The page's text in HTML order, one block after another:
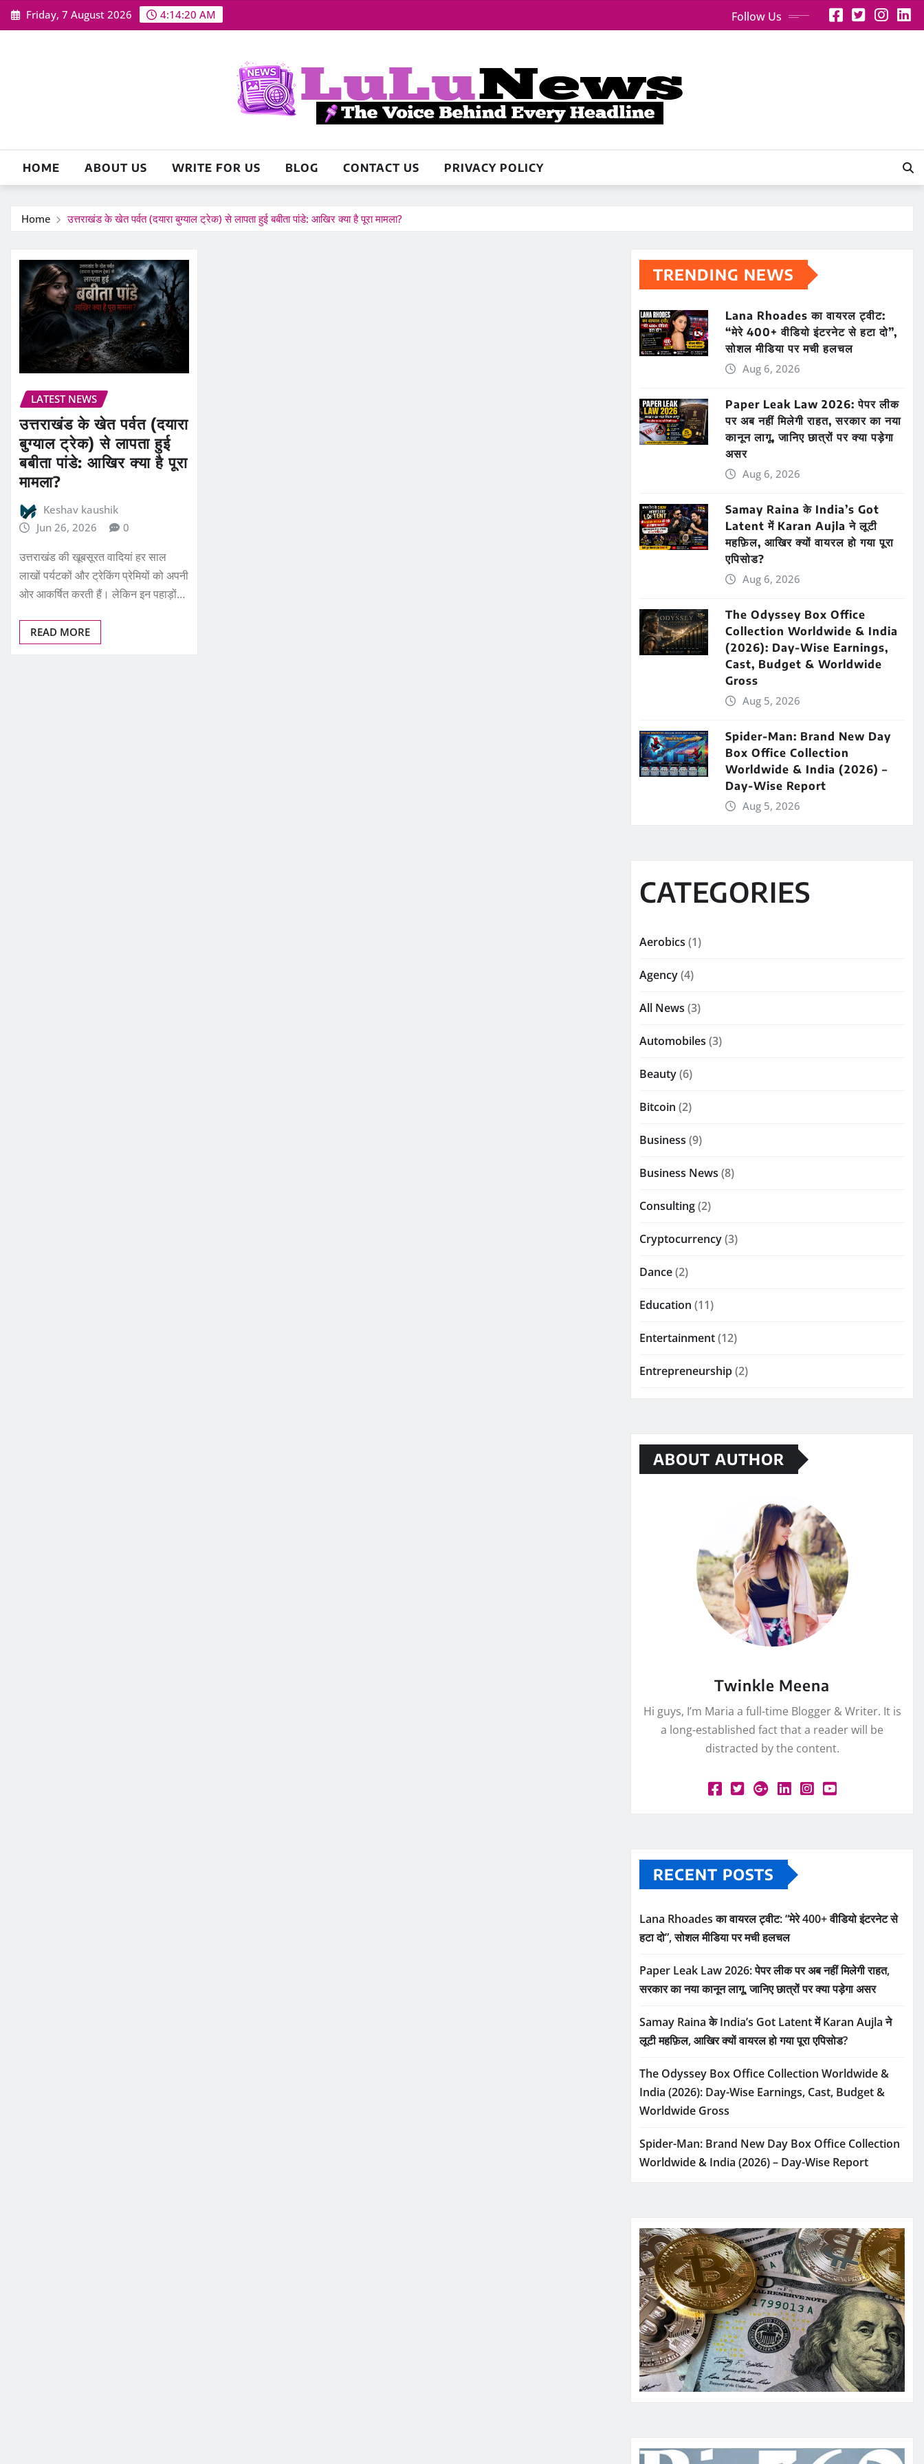
Skip
to
Friday, 7 August 2026 4:14:21 AM Follow Us
HOME ABOUT US WRITE FOR US BLOG CONTACT US PRIVACY POLICY
Home उत्तराखंड के खेत पर्वत (दयारा बुग्याल ट्रेक) से लापता हुई बबीता पांडे: आखिर क्या है पूरा मामला?
LATEST NEWS
उत्तराखंड के खेत पर्वत (दयारा
बुग्याल ट्रेक) से लापता हुई
बबीता पांडे: आखिर क्या है पूरा
मामला?
Keshav kaushik
Jun 26, 2026
0
उत्तराखंड की खूबसूरत वादियां हर साल
लाखों पर्यटकों और ट्रेकिंग प्रेमियों को अपनी
ओर आकर्षित करती हैं। लेकिन इन पहाड़ों…
READ MORE
TRENDING NEWS
Lana Rhoades का वायरल ट्वीट:
“मेरे 400+ वीडियो इंटरनेट से हटा दो”,
सोशल मीडिया पर मची हलचल
Aug 6, 2026
Paper Leak Law 2026: पेपर लीक
पर अब नहीं मिलेगी राहत, सरकार का नया
कानून लागू, जानिए छात्रों पर क्या पड़ेगा
असर
Aug 6, 2026
Samay Raina के India’s Got
Latent में Karan Aujla ने लूटी
महफ़िल, आखिर क्यों वायरल हो गया पूरा
एपिसोड?
Aug 6, 2026
The Odyssey Box Office
Collection Worldwide & India
(2026): Day-Wise Earnings,
Cast, Budget & Worldwide
Gross
Aug 5, 2026
Spider-Man: Brand New Day
Box Office Collection
Worldwide & India (2026) –
Day-Wise Report
Aug 5, 2026
CATEGORIES
Aerobics (1)
Agency(4)
All News (3)
Automobiles (3)
Beauty(6)
Bitcoin (2)
Business (9)
Business News (8)
Consulting(2)
Cryptocurrency(3)
Dance(2)
Education (11)
Entertainment(12)
Entrepreneurship(2)
ABOUT AUTHOR
Twinkle Meena
Hi guys, I’m Maria a full-time Blogger & Writer. It is
a long-established fact that a reader will be
distracted by the content.
RECENT POSTS
Lana Rhoades का वायरल ट्वीट: “मेरे 400+ वीडियो इंटरनेट से
हटा दो”, सोशल मीडिया पर मची हलचल
Paper Leak Law 2026: पेपर लीक पर अब नहीं मिलेगी राहत,
सरकार का नया कानून लागू, जानिए छात्रों पर क्या पड़ेगा असर
Samay Raina के India’s Got Latent में Karan Aujla ने
लूटी महफ़िल, आखिर क्यों वायरल हो गया पूरा एपिसोड?
The Odyssey Box Office Collection Worldwide &
India (2026): Day-Wise Earnings, Cast, Budget &
Worldwide Gross
Spider-Man: Brand New Day Box Office Collection
Worldwide & India (2026) – Day-Wise Report